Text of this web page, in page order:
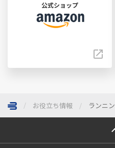
公式ショップ
お役立ち情報 ランニ
ページトップへ